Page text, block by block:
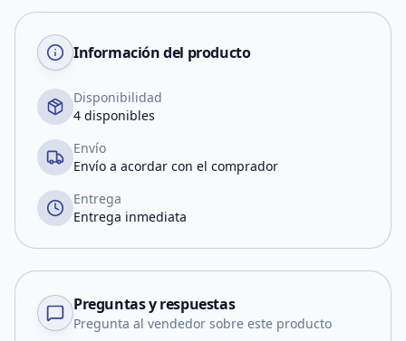
Información del producto
Disponibilidad
4 disponibles
Envío
Envío a acordar con el comprador
Entrega
Entrega inmediata
Preguntas y respuestas
Pregunta al vendedor sobre este producto